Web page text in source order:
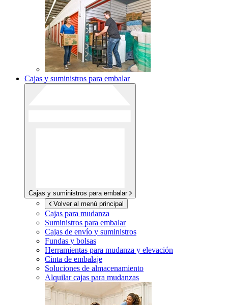
Cajas y suministros para embalar
Cajas y suministros para embalar
Volver al menú principal
Cajas para mudanza
Suministros para embalar
Cajas de envío y suministros
Fundas y bolsas
Herramientas para mudanza y elevación
Cinta de embalaje
Soluciones de almacenamiento
Alquilar cajas para mudanzas